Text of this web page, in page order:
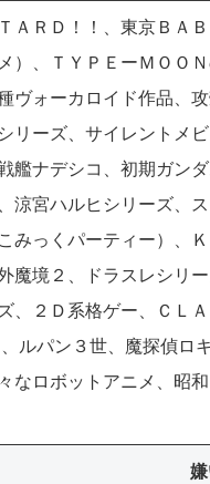
ＡＲＤ！！、東京ＢＡ
）、ＴＹＰＥーＭＯＯ
ヴォーカロイド作品、
リーズ、サイレントメ
艦ナデシコ、初期ガン
涼宮ハルヒシリーズ、
っくパーティー）、
魔境２、ドラスレシリ
、２Ｄ系格ゲー、ＣＬ
ルパン３世、魔探偵
なロボットアニメ、昭